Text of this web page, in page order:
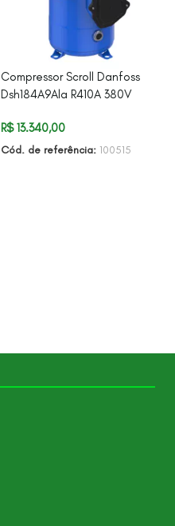
Compressor Scroll Danfoss
Dsh184A9Ala R410A 380V
R$13.340,00
Cód. de referência: 100515